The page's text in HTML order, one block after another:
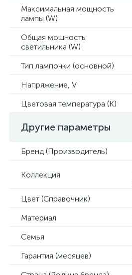
Максимальная мощность
лампы (W)
Общая мощность
светильника (W)
Тип лампочки (основной)
Напряжение, V
Цветовая температура (К)
Другие параметры
Бренд (Производитель)
Коллекция
Цвет (Справочник)
Материал
Семья
Гарантия (месяцев)